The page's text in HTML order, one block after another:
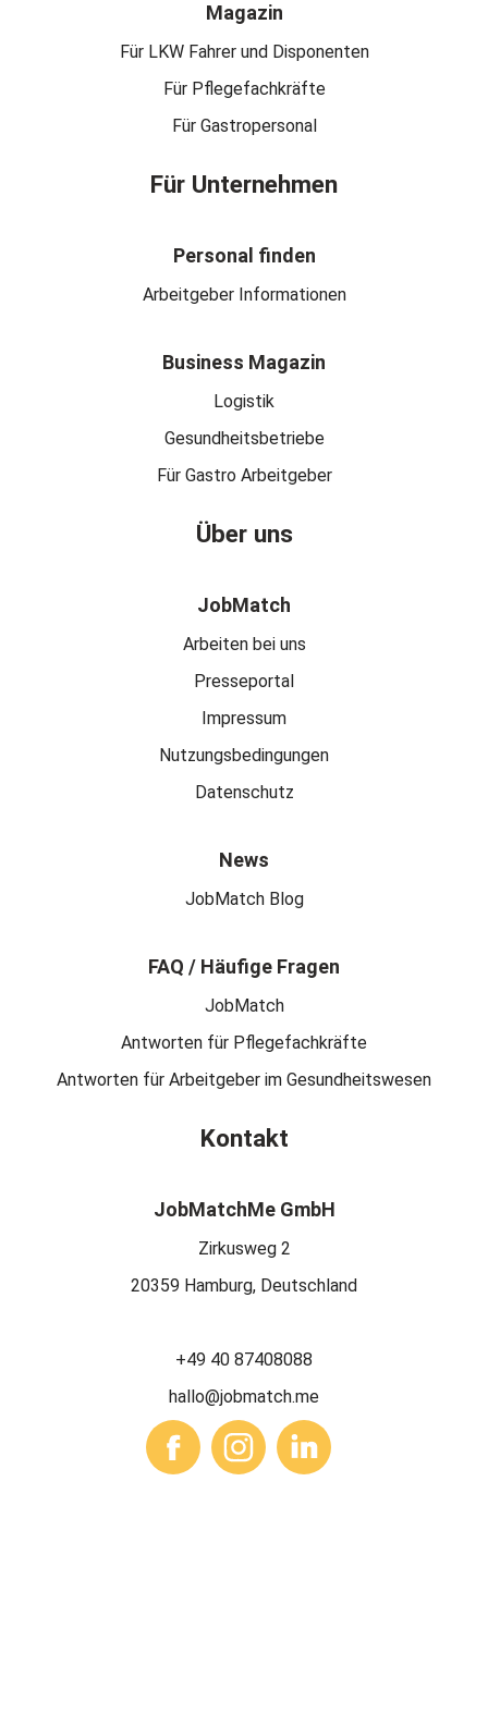
Magazin
Für LKW Fahrer und Disponenten
Für Pflegefachkräfte
Für Gastropersonal
Für Unternehmen
Personal finden
Arbeitgeber Informationen
Business Magazin
Logistik
Gesundheitsbetriebe
Für Gastro Arbeitgeber
Über uns
JobMatch
Arbeiten bei uns
Presseportal
Impressum
Nutzungsbedingungen
Datenschutz
News
JobMatch Blog
FAQ / Häufige Fragen
JobMatch
Antworten für Pflegefachkräfte
Antworten für Arbeitgeber im Gesundheitswesen
Kontakt
JobMatchMe GmbH
Zirkusweg 2
20359 Hamburg, Deutschland
+49 40 87408088
hallo@jobmatch.me